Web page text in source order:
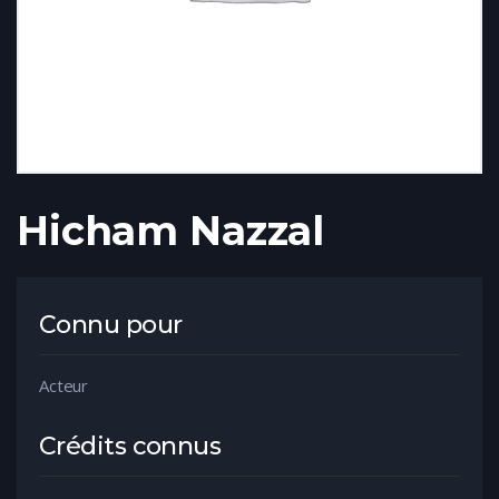
Hicham Nazzal
Connu pour
Acteur
Crédits connus